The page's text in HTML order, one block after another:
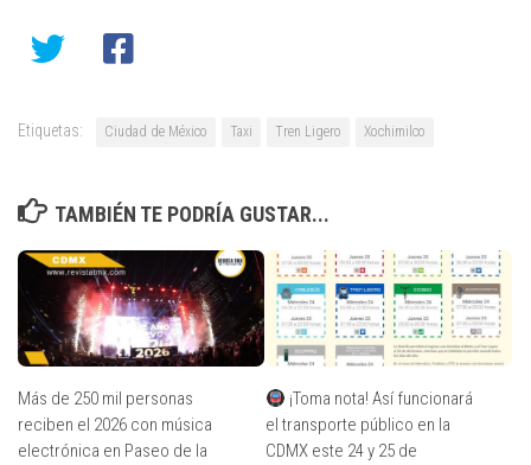
Etiquetas: Ciudad de México Taxi Tren Ligero Xochimilco
TAMBIÉN TE PODRÍA GUSTAR...
Más de 250 mil personas
reciben el 2026 con música
electrónica en Paseo de la
¡Toma nota! Así funcionará
el transporte público en la
CDMX este 24 y 25 de